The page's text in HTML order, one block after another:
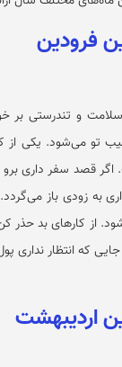
و تندرستی بر
تو می‌شود. یکی از
قصد سفر داری
زودی باز می‌گردد.
از کار‌های بد
که انتظار نداری